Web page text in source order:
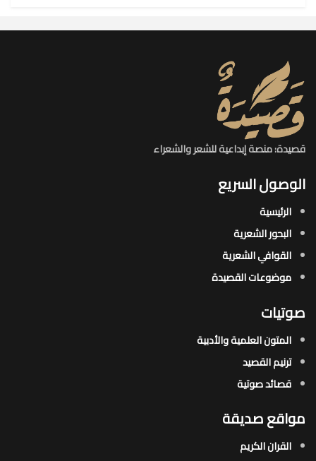
قصيدة: منصة إبداعية للشعر والشعراء
الوصول السريع
الرئيسية
البحور الشعرية​
القوافي الشعرية​
موضوعات القصيدة​
صوتيات
المتون العلمية والأدبية
ترنيم القصيد
قصائد صوتية
مواقع صديقة
القران الكريم